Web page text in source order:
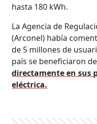
hasta 180 kWh.
La Agencia de
(Arconel) había
de 5 millones de
país se beneficiaron
directamente en sus
eléctrica.